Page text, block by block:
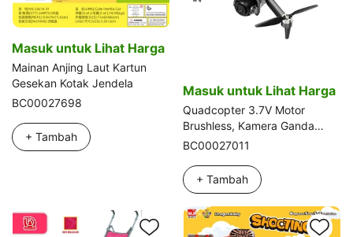
Masuk untuk Lihat Harga
Mainan Anjing Laut Kartun
Gesekan Kotak Jendela
BC00027698
+ Tambah
Masuk untuk Lihat Harga
Quadcopter 3.7V Motor
Brushless, Kamera Ganda
Optical Flow WiFi
BC00027011
+ Tambah